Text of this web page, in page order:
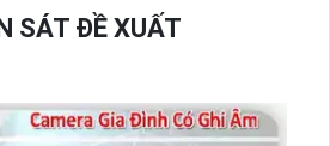
SÁT ĐỀ XUẤT